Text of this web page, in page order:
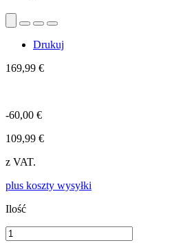
Drukuj
169,99 €
-60,00 €
109,99 €
z VAT.
plus koszty wysyłki
Ilość